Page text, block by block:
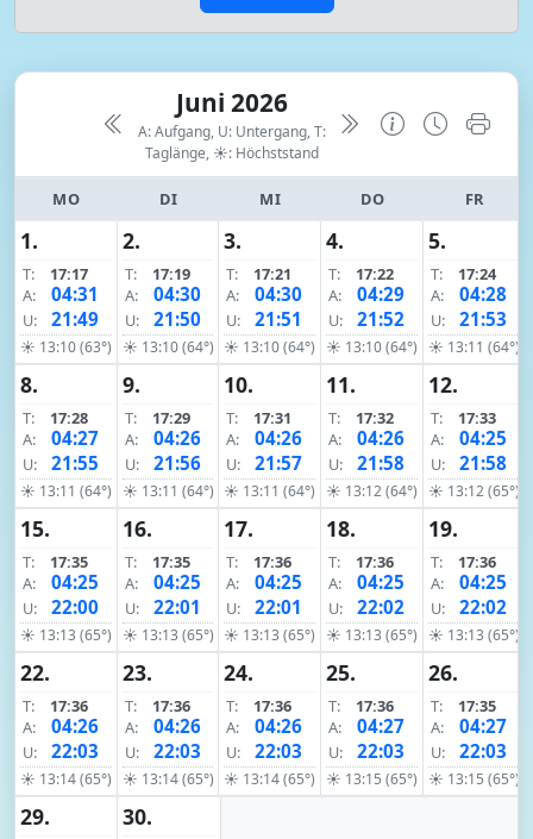
Juni 2026
A: Aufgang, U: Untergang, T:
Taglänge, ☀: Höchststand
MO DI MI DO FR
1.
T:
17:17
A:
04:31
U: 21:49
☀ 13:10 (63°)
2.
T:
17:19
A:
04:30
U: 21:50
☀ 13:10 (64°)
3.
T:
17:21
A:
04:30
U: 21:51
☀ 13:10 (64°)
4.
T:
17:22
A:
04:29
U: 21:52
☀ 13:10 (64°)
5.
T:
17:24
A:
04:28
U: 21:53
☀ 13:11 (64°)
8.
T:
17:28
A:
04:27
U: 21:55
☀ 13:11 (64°)
9.
T:
17:29
A:
04:26
U: 21:56
☀ 13:11 (64°)
10.
T:
17:31
A:
04:26
U: 21:57
☀ 13:11 (64°)
11.
T:
17:32
A:
04:26
U: 21:58
☀ 13:12 (64°)
12.
T:
17:33
A:
04:25
U: 21:58
☀ 13:12 (65°)
15.
T:
17:35
A:
04:25
U: 22:00
☀ 13:13 (65°)
16.
T:
17:35
A:
04:25
U: 22:01
☀ 13:13 (65°)
17.
T:
17:36
A:
04:25
U: 22:01
☀ 13:13 (65°)
18.
T:
17:36
A:
04:25
U: 22:02
☀ 13:13 (65°)
19.
T:
17:36
A:
04:25
U: 22:02
☀ 13:13 (65°)
22.
T:
17:36
A:
04:26
U: 22:03
☀ 13:14 (65°)
23.
T:
17:36
A:
04:26
U: 22:03
☀ 13:14 (65°)
24.
T:
17:36
A:
04:26
U: 22:03
☀ 13:14 (65°)
25.
T:
17:36
A:
04:27
U: 22:03
☀ 13:15 (65°)
26.
T:
17:35
A:
04:27
U: 22:03
☀ 13:15 (65°)
29. 30.